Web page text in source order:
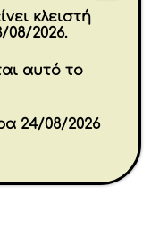
κλειστή
08/2026.
αυτό το
24/08/2026